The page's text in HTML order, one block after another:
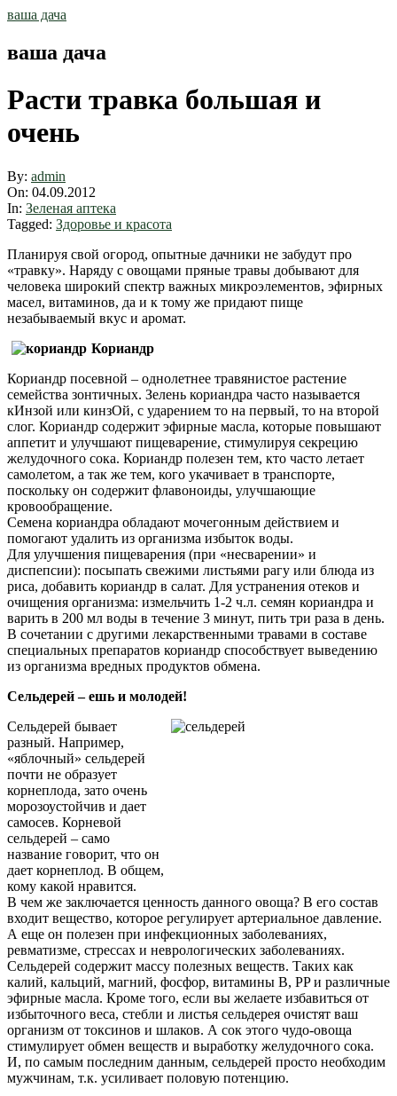
Skip
ваша дача
ваша дача
Расти травка большая и
очень
By: admin
On: 04.09.2012
In: Зеленая аптека
Tagged: Здоровье и красота
Планируя свой огород, опытные дачники не забудут про
«травку». Наряду с овощами пряные травы добывают для
человека широкий спектр важных микроэлементов, эфирных
масел, витаминов, да и к тому же придают пище
незабываемый вкус и аромат.
Кориандр
Кориандр посевной – однолетнее травянистое растение
семейства зонтичных. Зелень кориандра часто называется
кИнзой или кинзОй, с ударением то на первый, то на второй
слог. Кориандр содержит эфирные масла, которые повышают
аппетит и улучшают пищеварение, стимулируя секрецию
желудочного сока. Кориандр полезен тем, кто часто летает
самолетом, а так же тем, кого укачивает в транспорте,
поскольку он содержит флавоноиды, улучшающие
кровообращение.
Семена кориандра обладают мочегонным действием и
помогают удалить из организма избыток воды.
Для улучшения пищеварения (при «несварении» и
диспепсии): посыпать свежими листьями рагу или блюда из
риса, добавить кориандр в салат. Для устранения отеков и
очищения организма: измельчить 1-2 ч.л. семян кориандра и
варить в 200 мл воды в течение 3 минут, пить три раза в день.
В сочетании с другими лекарственными травами в составе
специальных препаратов кориандр способствует выведению
из организма вредных продуктов обмена.
Сельдерей – ешь и молодей!
Сельдерей бывает
разный. Например,
«яблочный» сельдерей
почти не образует
корнеплода, зато очень
морозоустойчив и дает
самосев. Корневой
сельдерей – само
название говорит, что он
дает корнеплод. В общем,
кому какой нравится.
В чем же заключается ценность данного овоща? В его состав
входит вещество, которое регулирует артериальное давление.
А еще он полезен при инфекционных заболеваниях,
ревматизме, стрессах и неврологических заболеваниях.
Сельдерей содержит массу полезных веществ. Таких как
калий, кальций, магний, фосфор, витамины B, PP и различные
эфирные масла. Кроме того, если вы желаете избавиться от
избыточного веса, стебли и листья сельдерея очистят ваш
организм от токсинов и шлаков. А сок этого чудо-овоща
стимулирует обмен веществ и выработку желудочного сока.
И, по самым последним данным, сельдерей просто необходим
мужчинам, т.к. усиливает половую потенцию.